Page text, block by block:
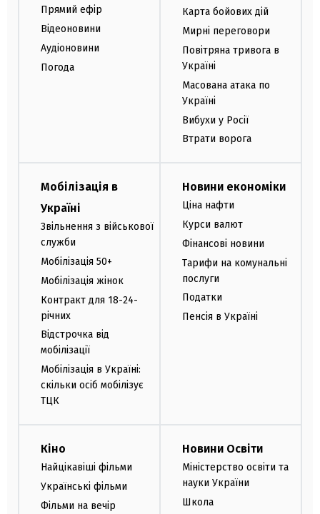
Прямий ефір
Відеоновини
Аудіоновини
Погода
Карта бойових дій
Мирні переговори
Повітряна тривога в
Україні
Масована атака по
Україні
Вибухи у Росії
Втрати ворога
Мобілізація в
Україні
Звільнення з військової
служби
Мобілізація 50+
Мобілізація жінок
Контракт для 18-24-
річних
Відстрочка від
мобілізації
Мобілізація в Україні:
скільки осіб мобілізує
ТЦК
Новини економіки
Ціна нафти
Курси валют
Фінансові новини
Тарифи на комунальні
послуги
Податки
Пенсія в Україні
Кіно
Найцікавіші фільми
Українські фільми
Фільми на вечір
Новини Освіти
Міністерство освіти та
науки України
Школа